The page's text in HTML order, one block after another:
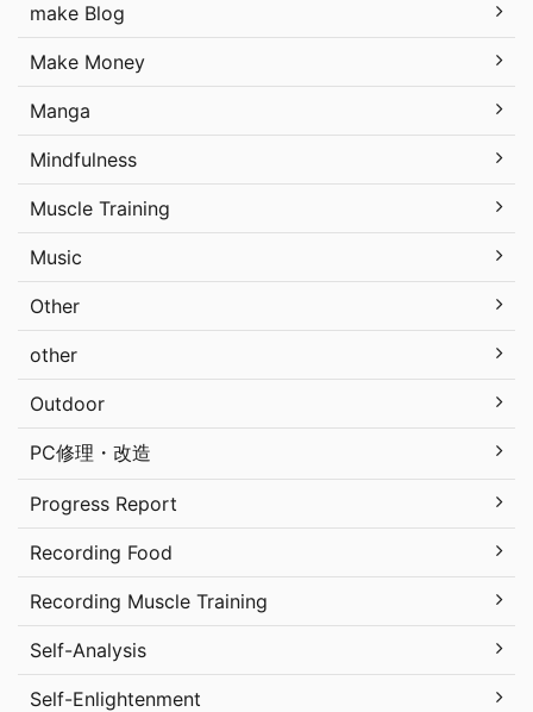
make Blog
Make Money
Manga
Mindfulness
Muscle Training
Music
Other
other
Outdoor
PC修理・改造
Progress Report
Recording Food
Recording Muscle Training
Self-Analysis
Self-Enlightenment